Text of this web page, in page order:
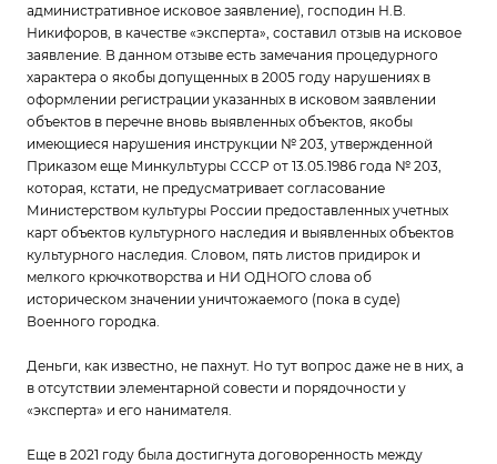
административное исковое заявление), господин Н.В.
Никифоров, в качестве «эксперта», составил отзыв на исковое
заявление. В данном отзыве есть замечания процедурного
характера о якобы допущенных в 2005 году нарушениях в
оформлении регистрации указанных в исковом заявлении
объектов в перечне вновь выявленных объектов, якобы
имеющиеся нарушения инструкции № 203, утвержденной
Приказом еще Минкультуры СССР от 13.05.1986 года № 203,
которая, кстати, не предусматривает согласование
Министерством культуры России предоставленных учетных
карт объектов культурного наследия и выявленных объектов
культурного наследия. Словом, пять листов придирок и
мелкого крючкотворства и НИ ОДНОГО слова об
историческом значении уничтожаемого (пока в суде)
Военного городка.
Деньги, как известно, не пахнут. Но тут вопрос даже не в них, а
в отсутствии элементарной совести и порядочности у
«эксперта» и его нанимателя.
Еще в 2021 году была достигнута договоренность между